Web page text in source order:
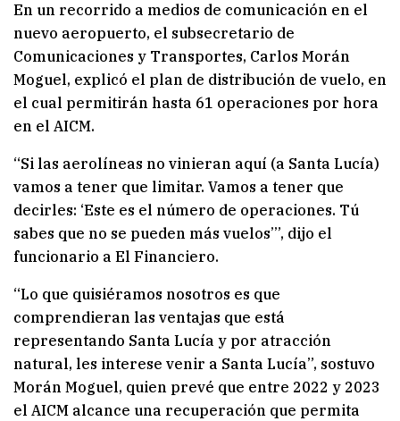
En un recorrido a medios de comunicación en el
nuevo aeropuerto, el subsecretario de
Comunicaciones y Transportes, Carlos Morán
Moguel, explicó el plan de distribución de vuelo, en
el cual permitirán hasta 61 operaciones por hora
en el AICM.
“Si las aerolíneas no vinieran aquí (a Santa Lucía)
vamos a tener que limitar. Vamos a tener que
decirles: ‘Este es el número de operaciones. Tú
sabes que no se pueden más vuelos’”, dijo el
funcionario a El Financiero.
“Lo que quisiéramos nosotros es que
comprendieran las ventajas que está
representando Santa Lucía y por atracción
natural, les interese venir a Santa Lucía”, sostuvo
Morán Moguel, quien prevé que entre 2022 y 2023
el AICM alcance una recuperación que permita